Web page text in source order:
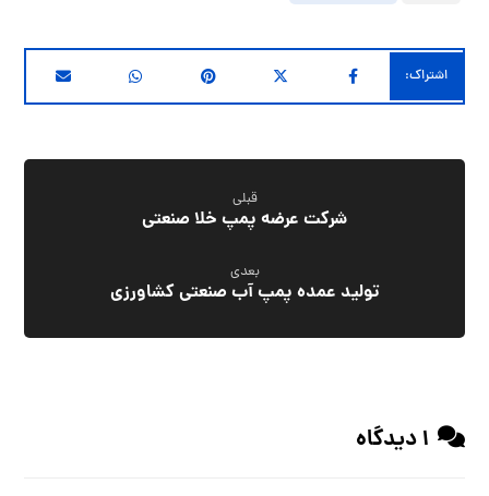
قبلی
شرکت عرضه پمپ خلا صنعتی
بعدی
تولید عمده پمپ آب صنعتی کشاورزی
1 دیدگاه